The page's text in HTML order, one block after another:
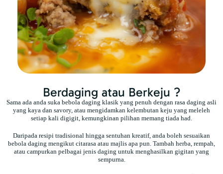
Berdaging atau Berkeju ?
Sama ada anda suka bebola daging klasik yang penuh dengan rasa daging asli
yang kaya dan savory, atau mengidamkan kelembutan keju yang meleleh
setiap kali digigit, kemungkinan pilihan memang tiada had.
Daripada resipi tradisional hingga sentuhan kreatif, anda boleh sesuaikan
bebola daging mengikut citarasa atau majlis apa pun. Tambah herba, rempah,
atau campurkan pelbagai jenis daging untuk menghasilkan gigitan yang
sempurna.